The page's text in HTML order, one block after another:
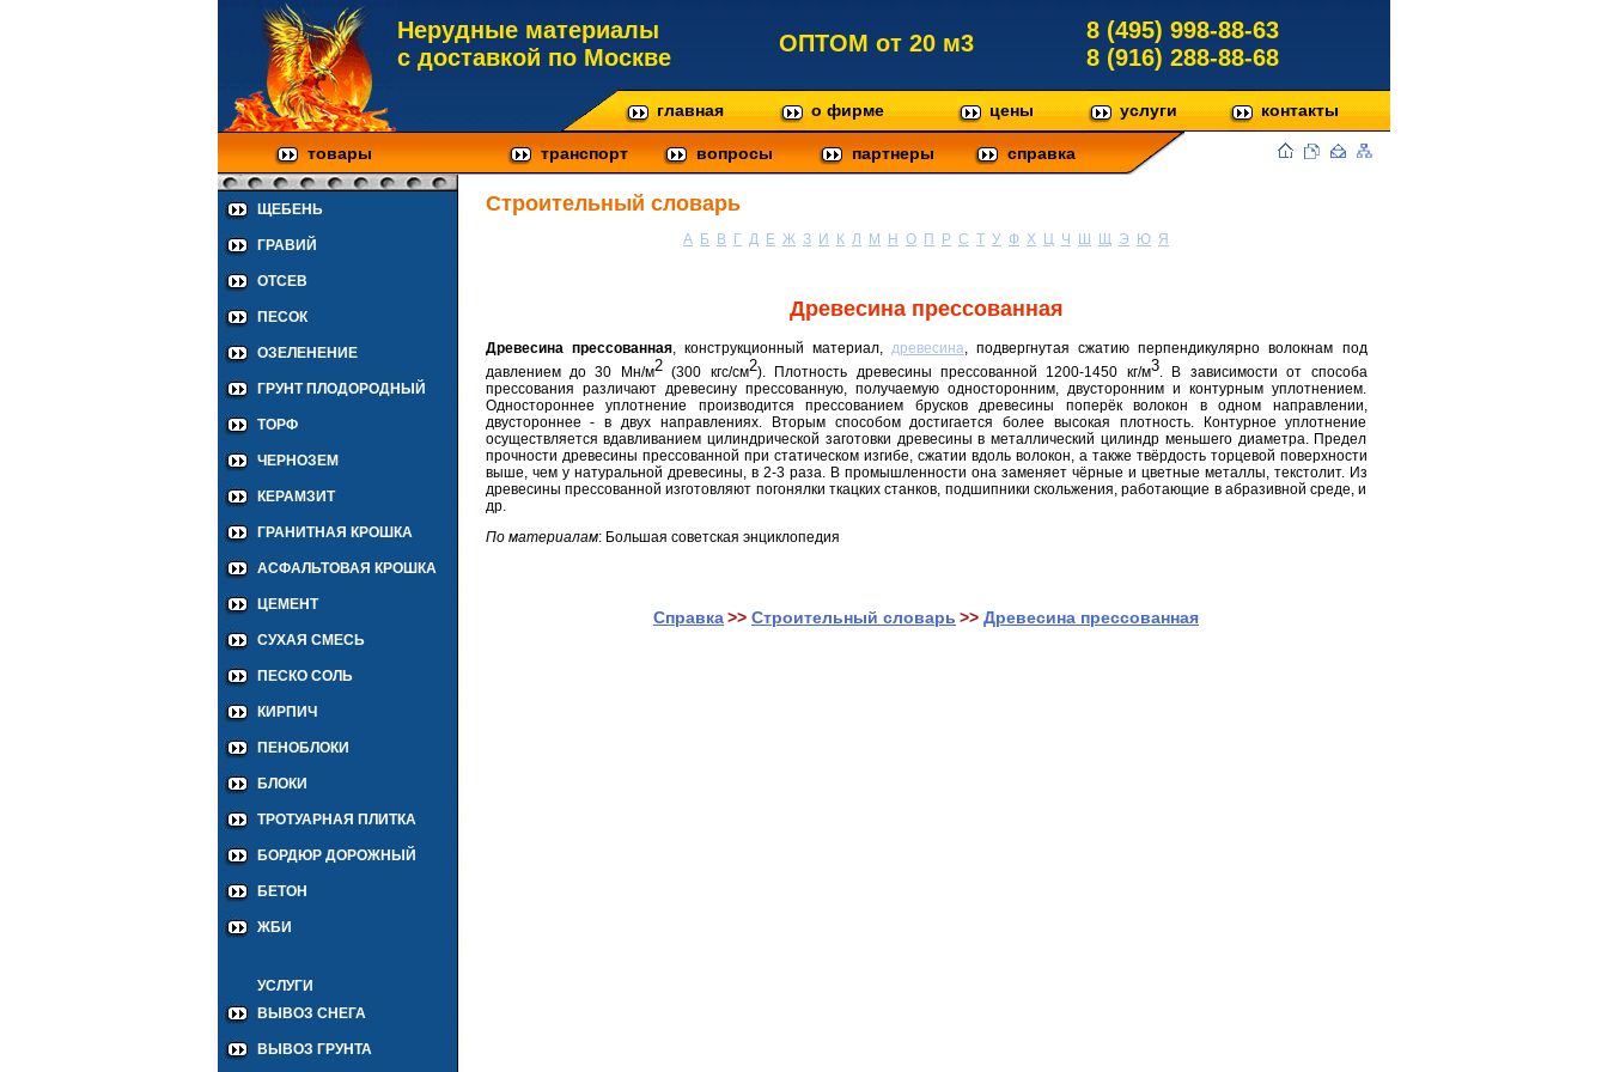
Нерудные материалы
с доставкой по Москве
ОПТОМ от 20 м3
8 (495) 998-88-63
8 (916) 288-88-68
главная о фирме цены услуги контакты
товары транспорт вопросы партнеры справка
ЩЕБЕНЬ
ГРАВИЙ
ОТСЕВ
ПЕСОК
ОЗЕЛЕНЕНИЕ
ГРУНТ ПЛОДОРОДНЫЙ
ТОРФ
ЧЕРНОЗЕМ
КЕРАМЗИТ
ГРАНИТНАЯ КРОШКА
АСФАЛЬТОВАЯ КРОШКА
ЦЕМЕНТ
СУХАЯ СМЕСЬ
ПЕСКО СОЛЬ
КИРПИЧ
ПЕНОБЛОКИ
БЛОКИ
ТРОТУАРНАЯ ПЛИТКА
БОРДЮР ДОРОЖНЫЙ
БЕТОН
ЖБИ
УСЛУГИ
ВЫВОЗ СНЕГА
ВЫВОЗ ГРУНТА
Строительный словарь
А Б В Г Д Е Ж З И К Л М Н О П Р С Т У Ф Х Ц Ч Ш Щ Э Ю Я
Древесина прессованная
Древесина прессованная, конструкционный материал, древесина, подвергнутая сжатию перпендикулярно волокнам под
давлением до 30 Мн/м2(300 кгс/см2). Плотность древесины прессованной 1200-1450 кг/м3. В зависимости от способа
прессования различают древесину прессованную, получаемую односторонним, двусторонним и контурным уплотнением.
Одностороннее уплотнение производится прессованием брусков древесины поперёк волокон в одном направлении,
двустороннее - в двух направлениях. Вторым способом достигается более высокая плотность. Контурное уплотнение
осуществляется вдавливанием цилиндрической заготовки древесины в металлический цилиндр меньшего диаметра. Предел
прочности древесины прессованной при статическом изгибе, сжатии вдоль волокон, а также твёрдость торцевой поверхности
выше, чем у натуральной древесины, в 2-3 раза. В промышленности она заменяет чёрные и цветные металлы, текстолит. Из
древесины прессованной изготовляют погонялки ткацких станков, подшипники скольжения, работающие в абразивной среде, и
др.
По материалам: Большая советская энциклопедия
Справка>> Строительный словарь >> Древесина прессованная